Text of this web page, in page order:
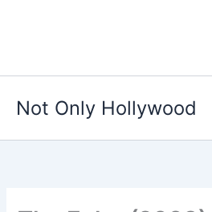
Not Only Hollywood